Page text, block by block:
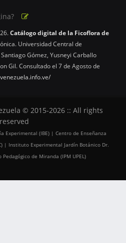
Catálogo digital de la Ficoflora de
Universidad Central de
Gómez, Yusneyi Carballo
Gil. Consultado el 7 de Agosto de
© 2015-2026 :: All rights
reserved
Experimental (IBE) | Centro de Enseñanza
| Instituto Experimental Jardín Botánico Dr.
de Miranda (IPM UPEL)